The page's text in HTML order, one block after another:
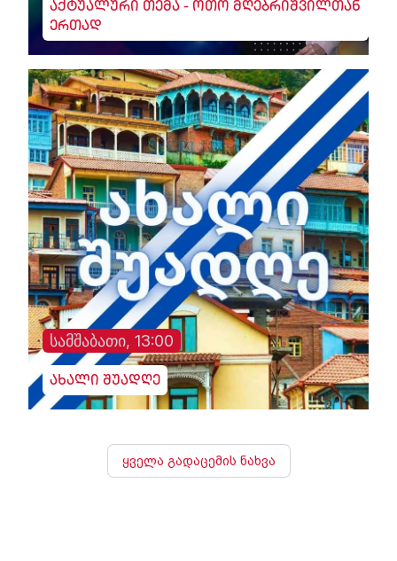
აქტუალური თემა - ოთო მღებრიშვილთან
ერთად
სამშაბათი, 13:00
ახალი შუადღე
ყველა გადაცემის ნახვა